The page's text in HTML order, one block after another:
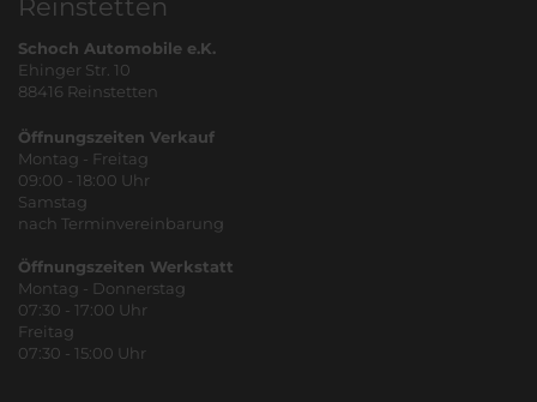
Reinstetten
Schoch Automobile e.K.
Ehinger Str. 10
88416 Reinstetten
Öffnungszeiten Verkauf
Montag - Freitag
09:00 - 18:00 Uhr
Samstag
nach Terminvereinbarung
Öffnungszeiten Werkstatt
Montag - Donnerstag
07:30 - 17:00 Uhr
Freitag
07:30 - 15:00 Uhr